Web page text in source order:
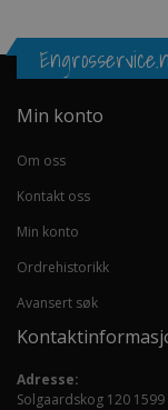
Min konto
Om oss
Kontakt oss
Min konto
Ordrehistorikk
Avansert søk
Adresse:
Solgaardskog 120